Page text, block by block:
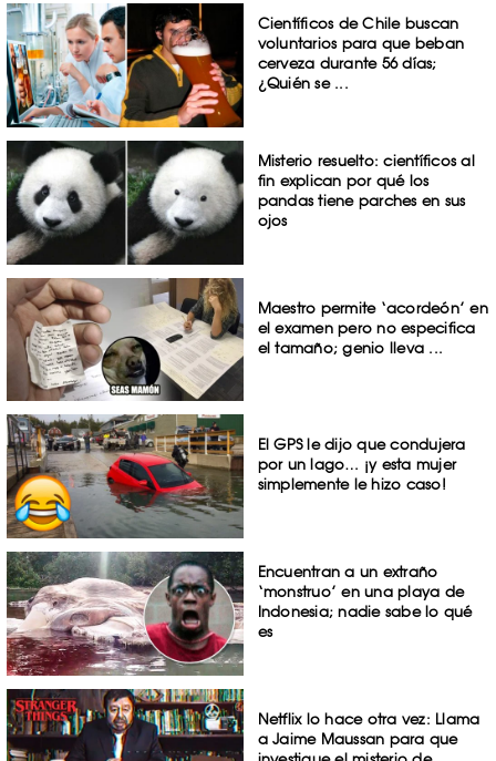
Científicos de Chile buscan
voluntarios para que beban
cerveza durante 56 días;
¿Quién se ...
Misterio resuelto: científicos al
fin explican por qué los
pandas tiene parches en sus
ojos
Maestro permite ‘acordeón’ en
el examen pero no especifica
el tamaño; genio lleva ...
El GPS le dijo que condujera
por un lago… ¡y esta mujer
simplemente le hizo caso!
Encuentran a un extraño
‘monstruo’ en una playa de
Indonesia; nadie sabe lo qué
es
Netflix lo hace otra vez: Llama
a Jaime Maussan para que